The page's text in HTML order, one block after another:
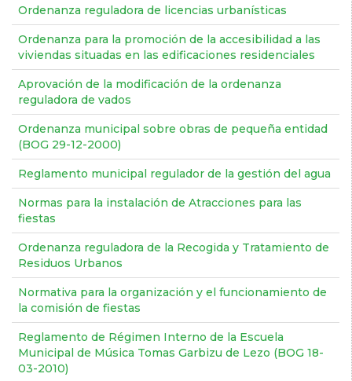
Ordenanza reguladora de licencias urbanísticas
Ordenanza para la promoción de la accesibilidad a las
viviendas situadas en las edificaciones residenciales
Aprovación de la modificación de la ordenanza
reguladora de vados
Ordenanza municipal sobre obras de pequeña entidad
(BOG 29-12-2000)
Reglamento municipal regulador de la gestión del agua
Normas para la instalación de Atracciones para las
fiestas
Ordenanza reguladora de la Recogida y Tratamiento de
Residuos Urbanos
Normativa para la organización y el funcionamiento de
la comisión de fiestas
Reglamento de Régimen Interno de la Escuela
Municipal de Música Tomas Garbizu de Lezo (BOG 18-
03-2010)